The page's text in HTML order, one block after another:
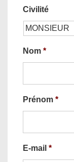
Civilité
Nom *
Prénom *
E-mail *